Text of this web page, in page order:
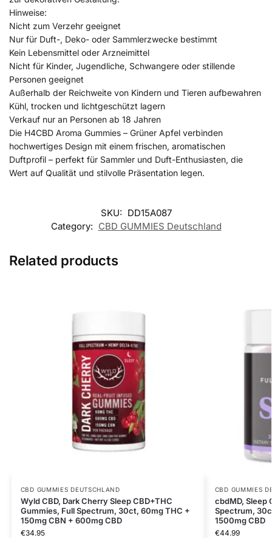
Hinweise:
Nicht zum Verzehr geeignet
Nur für Duft-, Deko- oder Sammlerzwecke bestimmt
Kein Lebensmittel oder Arzneimittel
Nicht für Kinder, Jugendliche, Schwangere oder stillende
Personen geeignet
Außerhalb der Reichweite von Kindern und Tieren aufbewahren
Kühl, trocken und lichtgeschützt lagern
Verkauf nur an Personen ab 18 Jahren
Die H4CBD Aroma Gummies – Grüner Apfel verbinden
hochwertiges Design mit einem frischen, aromatischen
Duftprofil – perfekt für Sammler und Duft-Enthusiasten, die
Wert auf Qualität und stilvolle Präsentation legen.
SKU: DD15A087
Category: CBD GUMMIES Deutschland
Related products
CBD GUMMIES DEUTSCHLAND
Wyld CBD, Dark Cherry Sleep CBD+THC
Gummies, Full Spectrum, 30ct, 60mg THC +
150mg CBN + 600mg CBD
€34.95
CBD GUMMIES
cbdMD, Sleep
Spectrum,
1500mg CBD
€44.99